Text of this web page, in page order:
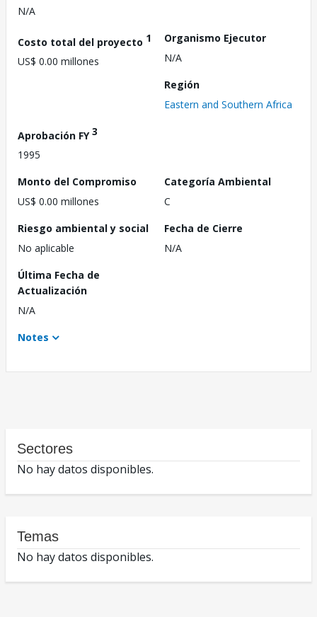
N/A
Costo total del proyecto 1
US$ 0.00 millones
Organismo Ejecutor
N/A
Región
Eastern and Southern Africa
Aprobación FY3
1995
Monto del Compromiso
US$ 0.00 millones
Categoría Ambiental
C
Riesgo ambiental y social
No aplicable
Fecha de Cierre
N/A
Última Fecha de
Actualización
N/A
Notes
Sectores
No hay datos disponibles.
Temas
No hay datos disponibles.